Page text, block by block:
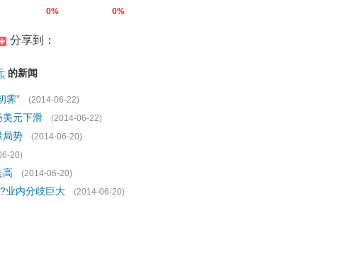
0% 0%
分享到：
的新闻
霁”
(2014-06-22)
美元下滑
(2014-06-22)
局势
(2014-06-20)
20)
高
(2014-06-20)
业内分歧巨大 (2014-06-20)